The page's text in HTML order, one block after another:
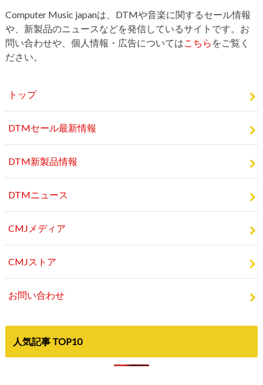
Computer Music japanは、DTMや音楽に関するセール情報
や、新製品のニュースなどを発信しているサイトです。お
問い合わせや、個人情報・広告についてはこちら をご覧く
ださい。
トップ
DTMセール最新情報
DTM新製品情報
DTMニュース
CMJメディア
CMJストア
お問い合わせ
人気記事 TOP10